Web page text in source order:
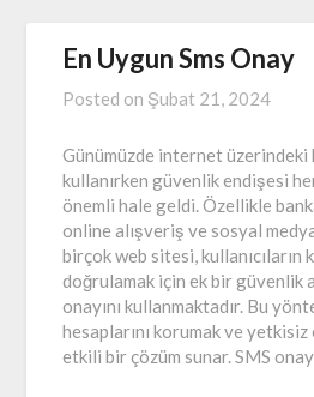
En Uygun Sms Onay
Posted on Şubat 21, 2024
Günümüzde internet üzerindeki
kullanırken güvenlik endişesi
önemli hale geldi. Özellikle
online alışveriş ve sosyal
birçok web sitesi, kullanıcıların
doğrulamak için ek bir güvenlik
onayını kullanmaktadır. Bu
hesaplarını korumak ve
etkili bir çözüm sunar. SMS